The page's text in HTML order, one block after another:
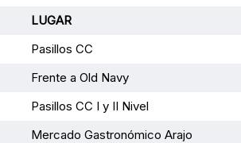
LUGAR
Pasillos CC
Frente a Old Navy
Pasillos CC I y II Nivel
Mercado Gastronómico Arajo